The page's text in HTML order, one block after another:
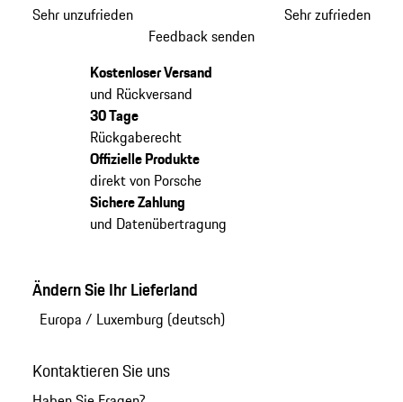
Sehr unzufrieden
Sehr zufrieden
Feedback senden
Kostenloser Versand
und Rückversand
30 Tage
Rückgaberecht
Offizielle Produkte
direkt von Porsche
Sichere Zahlung
und Datenübertragung
Ändern Sie Ihr Lieferland
Europa / Luxemburg (deutsch)
Kontaktieren Sie uns